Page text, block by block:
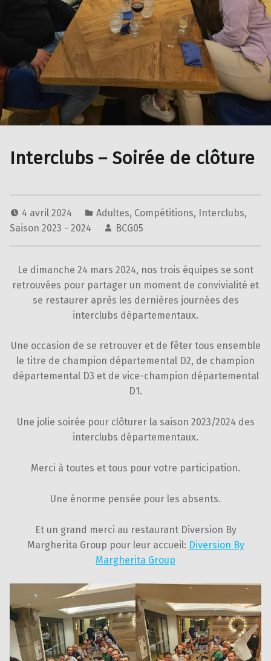
Interclubs – Soirée de clôture
4 avril 2024 Adultes, Compétitions, Interclubs,
Saison 2023 - 2024
BCG05
Le dimanche 24 mars 2024, nos trois équipes se sont
retrouvées pour partager un moment de convivialité et
se restaurer après les dernières journées des
interclubs départementaux.
Une occasion de se retrouver et de fêter tous ensemble
le titre de champion départemental D2, de champion
départemental D3 et de vice-champion départemental
D1.
Une jolie soirée pour clôturer la saison 2023/2024 des
interclubs départementaux.
Merci à toutes et tous pour votre participation.
Une énorme pensée pour les absents.
Et un grand merci au restaurant Diversion By
Margherita Group pour leur accueil: Diversion By
Margherita Group